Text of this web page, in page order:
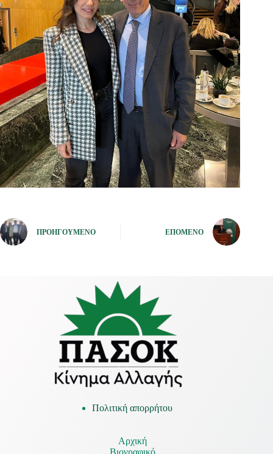
ΠΡΟΗΓΟΎΜΕΝΟ ΕΠΌΜΕΝΟ
Πολιτική απορρήτου
Αρχική
Βιογραφικό